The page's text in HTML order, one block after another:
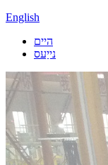
English
היים
נייַעס